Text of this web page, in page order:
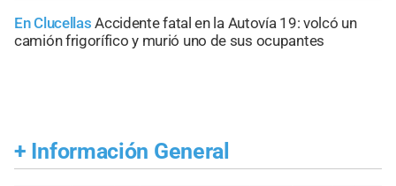
En Clucellas Accidente fatal en la Autovía 19: volcó un
camión frigorífico y murió uno de sus ocupantes
+ Información General